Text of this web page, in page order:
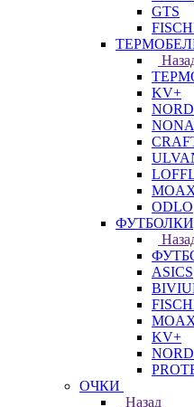
GTS
KV+
ODLO
ASICS
KV+
ОЧКИ
Назад